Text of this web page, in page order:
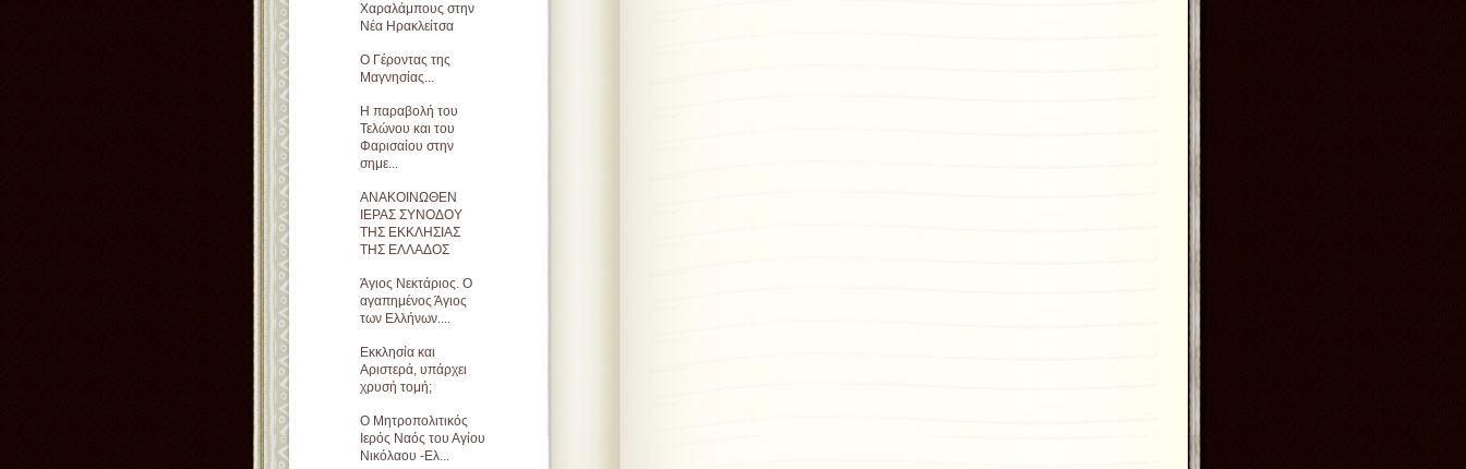
Χαραλάμπους στην
Νέα Ηρακλείτσα
Ο Γέροντας της
Μαγνησίας...
Η παραβολή του
Τελώνου και του
Φαρισαίου στην
σημε...
ΑΝΑΚΟΙΝΩΘΕΝ
ΙΕΡΑΣ ΣΥΝΟΔΟΥ
ΤΗΣ ΕΚΚΛΗΣΙΑΣ
ΤΗΣ ΕΛΛΑΔΟΣ
Άγιος Νεκτάριος. Ο
αγαπημένος Άγιος
των Ελλήνων....
Εκκλησία και
Αριστερά, υπάρχει
χρυσή τομή;
Ο Μητροπολιτικός
Ιερός Ναός του Αγίου
Νικόλαου -Ελ...